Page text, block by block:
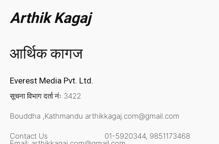
Arthik Kagaj
आर्थिक कागज
Everest Media Pvt. Ltd.
सूचना विभाग दर्ता नंः 3422
Bouddha ,Kathmandu arthikkagaj.com@gmail.com
Contact Us 01-5920344, 9851173468